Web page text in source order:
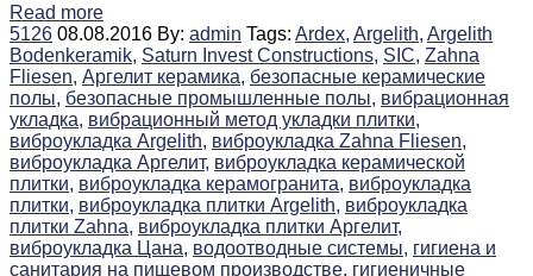
Read more
5126 08.08.2016 By: admin Tags: Ardex, Argelith, Argelith
Bodenkeramik, Saturn Invest Constructions, SIC, Zahna
Fliesen, Аргелит керамика, безопасные керамические
полы, безопасные промышленные полы, вибрационная
укладка, вибрационный метод укладки плитки,
виброукладка Argelith, виброукладка Zahna Fliesen,
виброукладка Аргелит, виброукладка керамической
плитки, виброукладка керамогранита, виброукладка
плитки, виброукладка плитки Argelith, виброукладка
плитки Zahna, виброукладка плитки Аргелит,
виброукладка Цана, водоотводные системы, гигиена и
санитария на пищевом производстве, гигиеничные